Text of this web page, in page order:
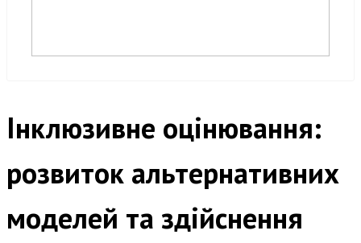
Інклюзивне оцінювання:
розвиток альтернативних
моделей та здійснення